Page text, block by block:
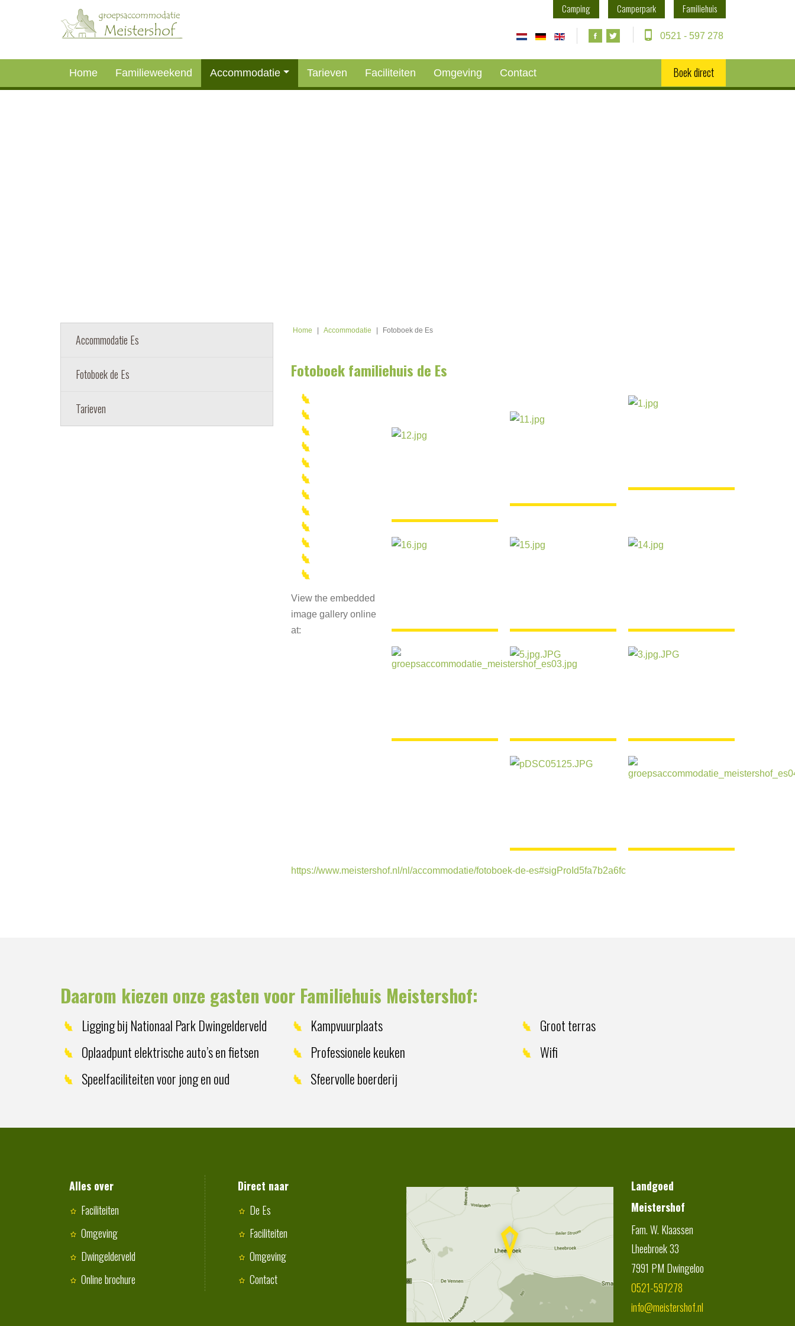
Camping Camperpark Familiehuis
0521 - 597 278
Home Familieweekend Accommodatie Tarieven Faciliteiten Omgeving Contact Boek direct
Home Accommodatie Fotoboek de Es
Fotoboek familiehuis de Es
View the embedded
image gallery online
at:
https://www.meistershof.nl/nl/accommodatie/fotoboek-de-es#sigProId5fa7b2a6fc
Accommodatie Es
Fotoboek de Es
Tarieven
Daarom kiezen onze gasten voor Familiehuis Meistershof:
Ligging bij Nationaal Park Dwingelderveld
Oplaadpunt elektrische auto’s en fietsen
Speelfaciliteiten voor jong en oud
Kampvuurplaats
Professionele keuken
Sfeervolle boerderij
Groot terras
Wifi
Alles over
Faciliteiten
Omgeving
Dwingelderveld
Online brochure
Direct naar
De Es
Faciliteiten
Omgeving
Contact
Landgoed
Meistershof
Fam. W. Klaassen
Lheebroek 33
7991 PM Dwingeloo
0521-597278
info@meistershof.nl